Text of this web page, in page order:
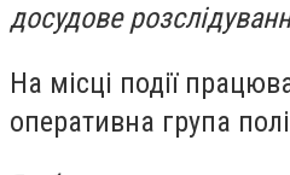
досудове
На місці події
оперативна група